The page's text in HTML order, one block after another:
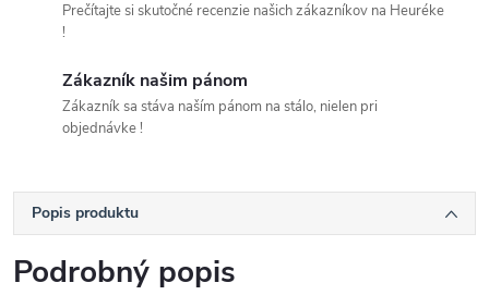
Prečítajte si skutočné recenzie našich zákazníkov na Heuréke
!
Zákazník našim pánom
Zákazník sa stáva naším pánom na stálo, nielen pri
objednávke !
Popis produktu
Podrobný popis